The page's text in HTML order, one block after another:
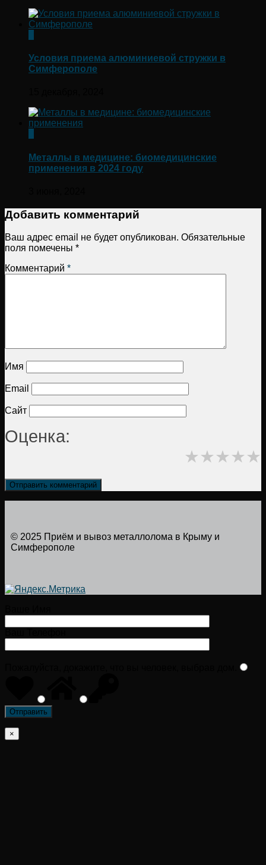
Условия приема алюминиевой стружки в
Симферополе
Металлы в медицине: биомедицинские
применения в 2024 году
Добавить комментарий
Ваш адрес email не будет опубликован. Обязательные
поля помечены *
Комментарий *
Имя
Email
Сайт
Оценка:
★
★
★
★
★
© 2025 Приём и вывоз металлолома в Крыму и
Симферополе
×